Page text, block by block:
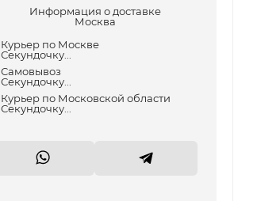
Информация о доставке
Москва
Курьер по Москве
Секундочку...
Самовывоз
Секундочку...
Курьер по Московской области
Секундочку...